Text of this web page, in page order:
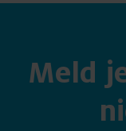
Meld